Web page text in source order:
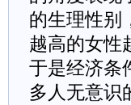
的生理性别
越高的女性
于是经济条
多人无意识